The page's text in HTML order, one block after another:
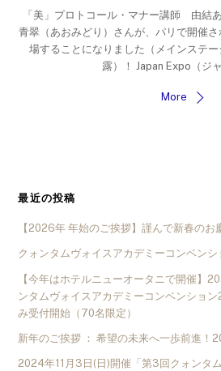
「美」プロトコール・マナー講師 由結
青翠（あおみどり）さんが、パリで開催
場することになりました（メインステ
露）！ Japan Expo（ジ
More
最近の投稿
【2026年 年始のご挨拶】謹んで新春のお
クォンタムヴォイスアカデミーコンベン
【今年はホテルニューオータニで開催】
ンタムヴォイスアカデミーコンベンショ
み受付開始（70名限定）
新年のご挨拶 ： 希望の未来へ一歩前進！
2024年11月3日(日)開催「第3回クォンタ